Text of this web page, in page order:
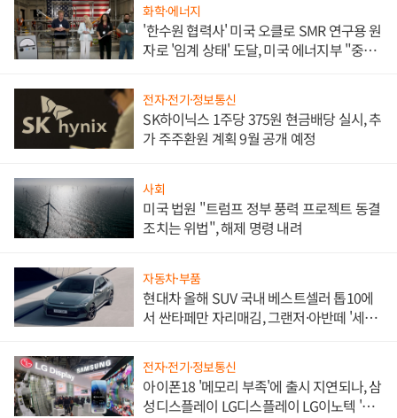
화학·에너지
'한수원 협력사' 미국 오클로 SMR 연구용 원
자로 '임계 상태' 도달, 미국 에너지부 "중요
전자·전기·정보통신
SK하이닉스 1주당 375원 현금배당 실시, 추
가 주주환원 계획 9월 공개 예정
사회
미국 법원 "트럼프 정부 풍력 프로젝트 동결
조치는 위법", 해제 명령 내려
자동차·부품
현대차 올해 SUV 국내 베스트셀러 톱10에
서 싼타페만 자리매김, 그랜저·아반떼 '세단
전자·전기·정보통신
아이폰18 '메모리 부족'에 출시 지연되나, 삼
성디스플레이 LG디스플레이 LG이노텍 '탈